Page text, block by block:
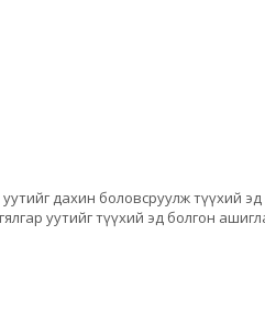
дахин боловсруулж түүхий эд
гялгар уутийг түүхий эд болгон